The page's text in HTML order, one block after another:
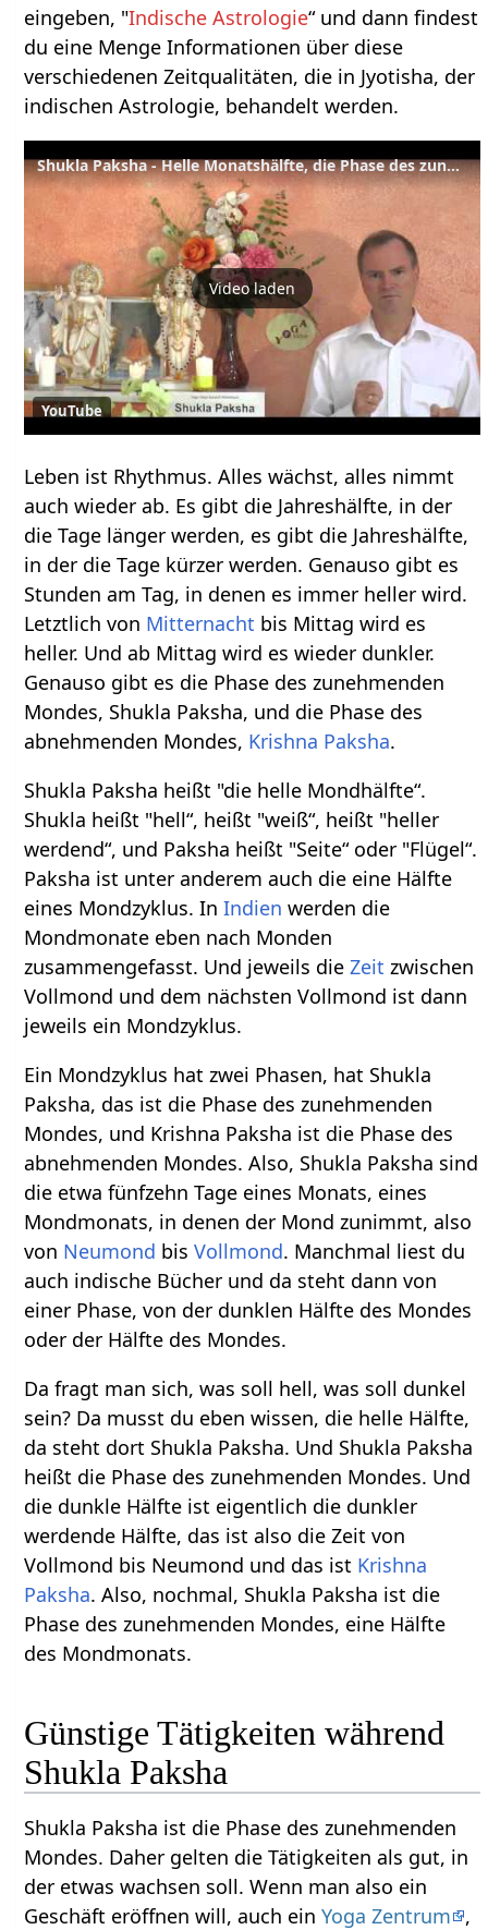
eingeben, "Indische Astrologie“ und dann findest
du eine Menge Informationen über diese
verschiedenen Zeitqualitäten, die in Jyotisha, der
indischen Astrologie, behandelt werden.
Shukla Paksha - Helle Monatshälfte, die Phase des zunehmenden Mondes - Jyotisha Wörterbuch
Video laden
YouTube
Leben ist Rhythmus. Alles wächst, alles nimmt
auch wieder ab. Es gibt die Jahreshälfte, in der
die Tage länger werden, es gibt die Jahreshälfte,
in der die Tage kürzer werden. Genauso gibt es
Stunden am Tag, in denen es immer heller wird.
Letztlich von Mitternacht bis Mittag wird es
heller. Und ab Mittag wird es wieder dunkler.
Genauso gibt es die Phase des zunehmenden
Mondes, Shukla Paksha, und die Phase des
abnehmenden Mondes, Krishna Paksha.
Shukla Paksha heißt "die helle Mondhälfte“.
Shukla heißt "hell“, heißt "weiß“, heißt "heller
werdend“, und Paksha heißt "Seite“ oder "Flügel“.
Paksha ist unter anderem auch die eine Hälfte
eines Mondzyklus. InIndien werden die
Mondmonate eben nach Monden
zusammengefasst. Und jeweils dieZeit zwischen
Vollmond und dem nächsten Vollmond ist dann
jeweils ein Mondzyklus.
Ein Mondzyklus hat zwei Phasen, hat Shukla
Paksha, das ist die Phase des zunehmenden
Mondes, und Krishna Paksha ist die Phase des
abnehmenden Mondes. Also, Shukla Paksha sind
die etwa fünfzehn Tage eines Monats, eines
Mondmonats, in denen der Mond zunimmt, also
von Neumond bisVollmond. Manchmal liest du
auch indische Bücher und da steht dann von
einer Phase, von der dunklen Hälfte des Mondes
oder der Hälfte des Mondes.
Da fragt man sich, was soll hell, was soll dunkel
sein? Da musst du eben wissen, die helle Hälfte,
da steht dort Shukla Paksha. Und Shukla Paksha
heißt die Phase des zunehmenden Mondes. Und
die dunkle Hälfte ist eigentlich die dunkler
werdende Hälfte, das ist also die Zeit von
Vollmond bis Neumond und das ist Krishna
Paksha. Also, nochmal, Shukla Paksha ist die
Phase des zunehmenden Mondes, eine Hälfte
des Mondmonats.
Günstige Tätigkeiten während
Shukla Paksha
Shukla Paksha ist die Phase des zunehmenden
Mondes. Daher gelten die Tätigkeiten als gut, in
der etwas wachsen soll. Wenn man also ein
Geschäft eröffnen will, auch einYoga Zentrum
,